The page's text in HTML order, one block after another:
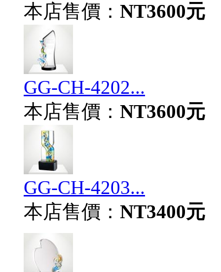
本店售價： NT3600元
GG-CH-4202...
本店售價： NT3600元
GG-CH-4203...
本店售價： NT3400元